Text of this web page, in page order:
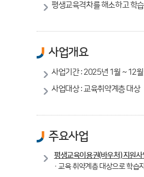
평생교육격차를 해소하고 학
사업개요
사업기간 : 2025년 1월 ~ 12월
사업대상 : 교육취약계층 대상
주요사업
평생교육이용권(바우처) 지원사
· 교육 취약계층 대상으로 학습